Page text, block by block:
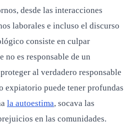
desde las interacciones
laborales e incluso el discurso
consiste en culpar
no es responsable de un
al verdadero responsable
expiatorio puede tener profundas
la autoestima, socava las
en las comunidades.